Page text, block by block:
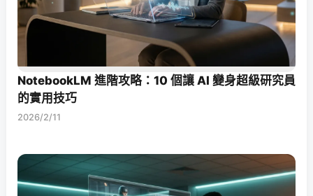
NotebookLM 進階攻略：10 個讓 AI 變身超級研究員
的實用技巧
2026/2/11